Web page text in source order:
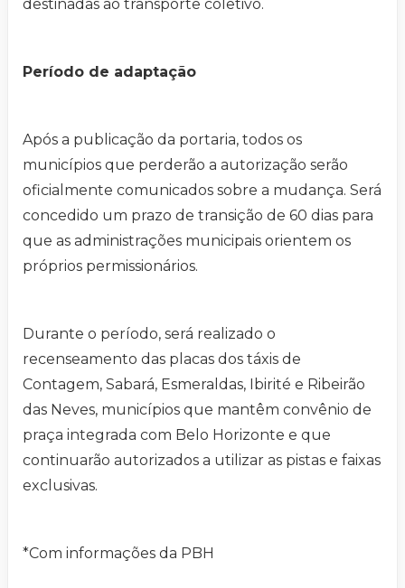
destinadas ao transporte coletivo.
Período de adaptação
Após a publicação da portaria, todos os
municípios que perderão a autorização serão
oficialmente comunicados sobre a mudança. Será
concedido um prazo de transição de 60 dias para
que as administrações municipais orientem os
próprios permissionários.
Durante o período, será realizado o
recenseamento das placas dos táxis de
Contagem, Sabará, Esmeraldas, Ibirité e Ribeirão
das Neves, municípios que mantêm convênio de
praça integrada com Belo Horizonte e que
continuarão autorizados a utilizar as pistas e faixas
exclusivas.
*Com informações da PBH